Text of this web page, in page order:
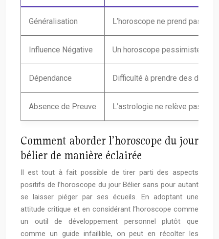
Généralisation L’horoscope ne prend pas en
Influence Négative Un horoscope pessimiste peut
Dépendance Difficulté à prendre des
Absence de Preuve L’astrologie ne relève pas
Comment aborder l’horoscope du jour
bélier de manière éclairée
Il est tout à fait possible de tirer parti des aspects
positifs de l’horoscope du jour Bélier sans pour autant
se laisser piéger par ses écueils. En adoptant une
attitude critique et en considérant l’horoscope comme
un outil de développement personnel plutôt que
comme un guide infaillible, on peut en récolter les